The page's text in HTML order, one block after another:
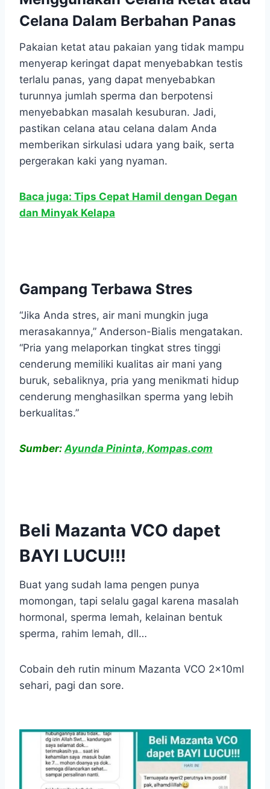
Celana Dalam Berbahan Panas
Pakaian ketat atau pakaian yang tidak mampu
menyerap keringat dapat menyebabkan testis
terlalu panas, yang dapat menyebabkan
turunnya jumlah sperma dan berpotensi
menyebabkan masalah kesuburan. Jadi,
pastikan celana atau celana dalam Anda
memberikan sirkulasi udara yang baik, serta
pergerakan kaki yang nyaman.
Baca juga: Tips Cepat Hamil dengan Degan
dan Minyak Kelapa
Gampang Terbawa Stres
“Jika Anda stres, air mani mungkin juga
merasakannya,” Anderson-Bialis mengatakan.
“Pria yang melaporkan tingkat stres tinggi
cenderung memiliki kualitas air mani yang
buruk, sebaliknya, pria yang menikmati hidup
cenderung menghasilkan sperma yang lebih
berkualitas.”
Sumber: Ayunda Pininta, Kompas.com
Beli Mazanta VCO dapet
BAYI LUCU!!!
Buat yang sudah lama pengen punya
momongan, tapi selalu gagal karena masalah
hormonal, sperma lemah, kelainan bentuk
sperma, rahim lemah, dll…
Cobain deh rutin minum Mazanta VCO 2x10ml
sehari, pagi dan sore.